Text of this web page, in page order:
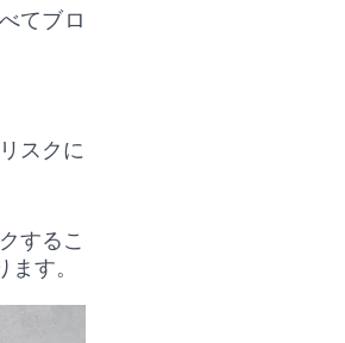
てブロ
スクに
するこ
す。